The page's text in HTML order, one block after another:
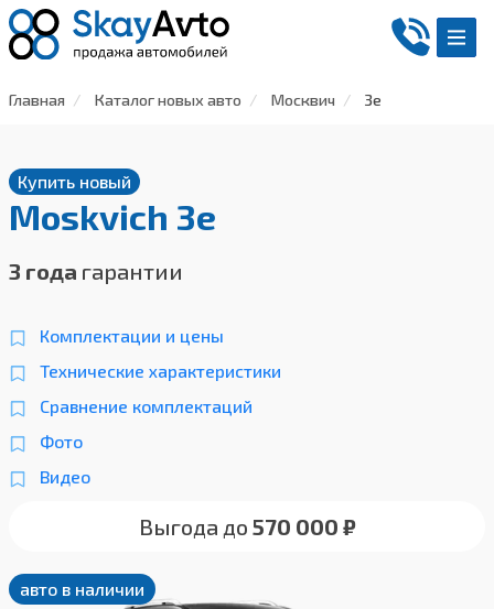
Главная Каталог новых авто Москвич 3е
Купить новый
Moskvich 3e
3 года гарантии
Комплектации и цены
Технические характеристики
Сравнение комплектаций
Фото
Видео
Выгода до 570 000 ₽
авто в наличии